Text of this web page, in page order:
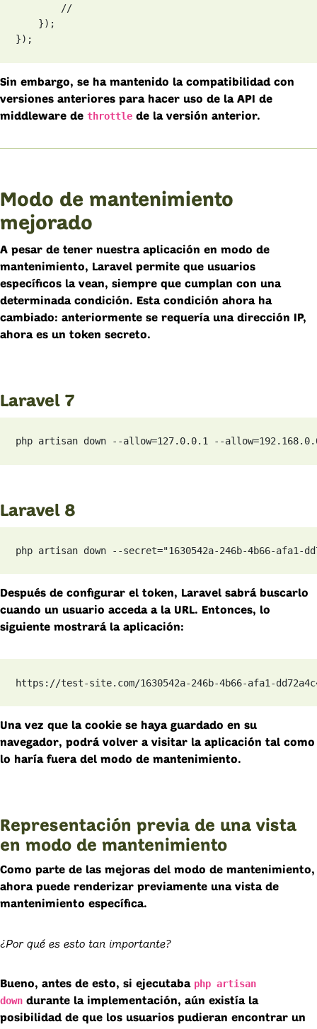
        //
    });
});
Sin embargo, se ha mantenido la compatibilidad con
versiones anteriores para hacer uso de la API de
middleware de throttle de la versión anterior.
Modo de mantenimiento
mejorado
A pesar de tener nuestra aplicación en modo de
mantenimiento, Laravel permite que usuarios
específicos la vean, siempre que cumplan con una
determinada condición. Esta condición ahora ha
cambiado: anteriormente se requería una dirección IP,
ahora es un token secreto.
Laravel 7
php artisan down --allow=127.0.0.1 --
Laravel 8
php artisan down --secret="1630542a-246b-4b66-afa1-
Después de configurar el token, Laravel sabrá buscarlo
cuando un usuario acceda a la URL. Entonces, lo
siguiente mostrará la aplicación:
https://test-site.com/1630542a-246b-4b66-afa1-
Una vez que la cookie se haya guardado en su
navegador, podrá volver a visitar la aplicación tal como
lo haría fuera del modo de mantenimiento.
Representación previa de una vista
en modo de mantenimiento
Como parte de las mejoras del modo de mantenimiento,
ahora puede renderizar previamente una vista de
mantenimiento específica.
¿Por qué es esto tan importante?
Bueno, antes de esto, si ejecutaba php artisan
down durante la implementación, aún existía la
posibilidad de que los usuarios pudieran encontrar un